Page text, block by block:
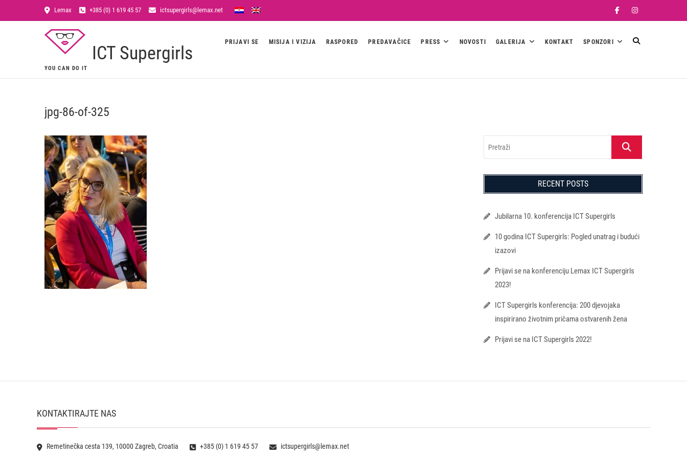
Lemax +385 (0) 1 619 45 57 ictsupergirls@lemax.net FacebookInstagram
ICT Supergirls
YOU CAN DO IT
PRIJAVI SE MISIJA I VIZIJA RASPORED PREDAVAČICE PRESS NOVOSTI GALERIJA KONTAKT SPONZORI
jpg-86-of-325
Pretraži
RECENT POSTS
Jubilarna 10. konferencija ICT Supergirls
10 godina ICT Supergirls: Pogled unatrag i budući
izazovi
Prijavi se na konferenciju Lemax ICT Supergirls
2023!
ICT Supergirls konferencija: 200 djevojaka
inspirirano životnim pričama ostvarenih žena
Prijavi se na ICT Supergirls 2022!
KONTAKTIRAJTE NAS
Remetinečka cesta 139, 10000 Zagreb, Croatia +385 (0) 1 619 45 57 ictsupergirls@lemax.net